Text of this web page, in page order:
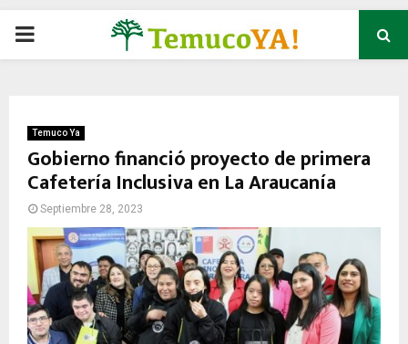
P
M
A
R
Y
Temuco Ya
Gobierno financió proyecto de primera
Cafetería Inclusiva en La Araucanía
Septiembre 28, 2023